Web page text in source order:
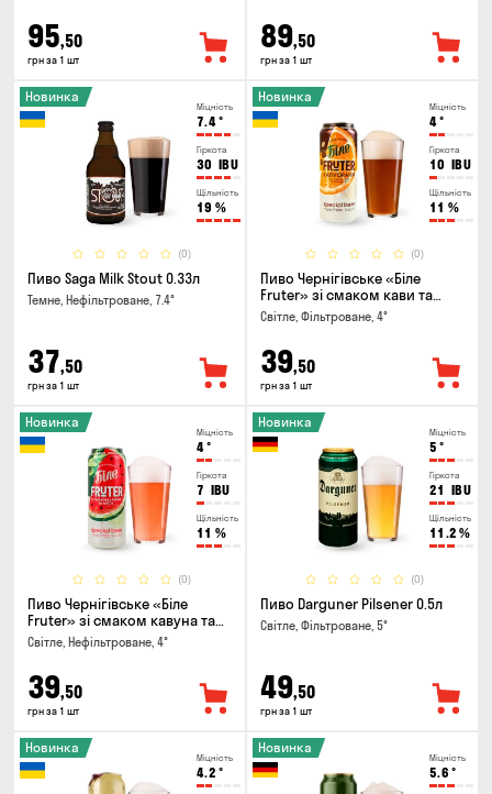
95,50
грн за 1 шт
89,50
грн за 1 шт
Міцність
7.4°
Гіркота
30 IBU
Щільність
19 %
(0)
Новинка
Пиво Saga Milk Stout 0.33л
Темне, Нефільтроване, 7.4°
37,50
грн за 1 шт
Міцність
4°
Гіркота
10 IBU
Щільність
11 %
(0)
Новинка
Пиво Чернігівське «Біле
Fruter» зі смаком кави та
апельсину 0.5л
Світле, Фільтроване, 4°
39,50
грн за 1 шт
Міцність
4°
Гіркота
7 IBU
Щільність
11 %
(0)
Новинка
Пиво Чернігівське «Біле
Fruter» зі смаком кавуна та
м'яти 0.5л
Світле, Нефільтроване, 4°
39,50
грн за 1 шт
Міцність
5 °
Гіркота
21 IBU
Щільність
11.2 %
(0)
Новинка
Пиво Darguner Pilsener 0.5л
Світле, Фільтроване, 5°
49,50
грн за 1 шт
Міцність
4.2 °
Новинка
Міцність
5.6 °
Новинка